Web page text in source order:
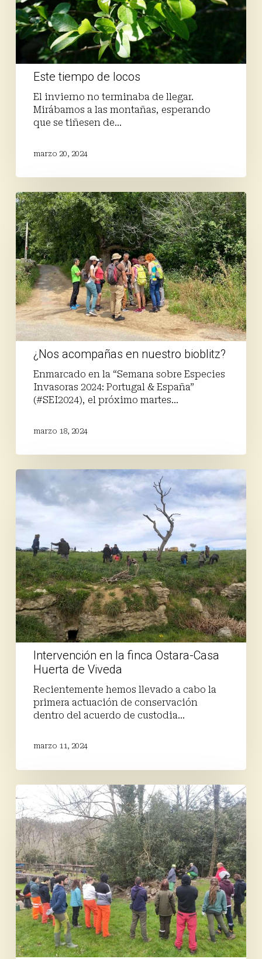
Este tiempo de locos
El invierno no terminaba de llegar.
Mirábamos a las montañas, esperando
que se tiñesen de…
marzo 20, 2024
¿Nos
acompañas
en
nuestro
bioblitz?
¿Nos acompañas en nuestro bioblitz?
Enmarcado en la “Semana sobre Especies
Invasoras 2024: Portugal & España”
(#SEI2024), el próximo martes…
marzo 18, 2024
Intervención
la
Ostara-
Casa
Huerta
de
Viveda
Intervención en la finca Ostara-Casa
Huerta de Viveda
Recientemente hemos llevado a cabo la
primera actuación de conservación
dentro del acuerdo de custodia…
marzo 11, 2024
Aprendizaje
servicio
a
orillas
del
río
Asón